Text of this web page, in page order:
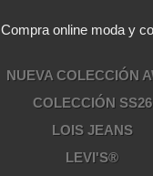
Compra online moda y
NUEVA COLECCIÓN
COLECCIÓN SS26
LOIS JEANS
LEVI'S®